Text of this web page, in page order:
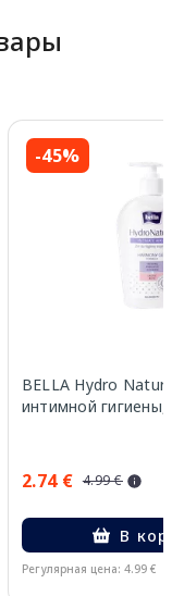
-45%
BELLA Hydro
интимной
2.74 € 4.99 €
В
Регулярная цена: 4.99 €